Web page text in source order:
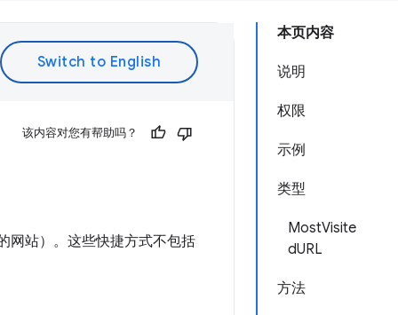
本页内容
说明
权限
示例
类型
MostVisite
dURL
方法
该内容对您有帮助吗？
网站）。这些快捷方式不包括